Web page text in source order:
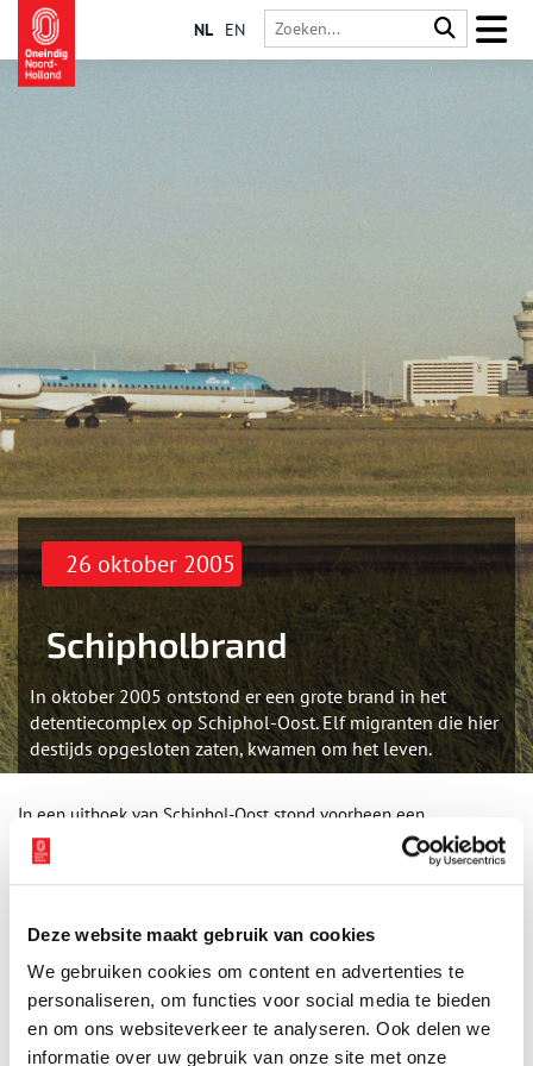
Deze website maakt gebruik van cookies
We gebruiken cookies om content en advertenties te
personaliseren, om functies voor social media te bieden
en om ons websiteverkeer te analyseren. Ook delen we
informatie over uw gebruik van onze site met onze
NL EN
26 oktober 2005
Schipholbrand
In oktober 2005 ontstond er een grote brand in het
detentiecomplex op Schiphol-Oost. Elf migranten die hier
destijds opgesloten zaten, kwamen om het leven.
In een uithoek van Schiphol-Oost stond voorheen een
detentiecomplex voor migranten die niet langs de douane waren
gekomen. Zonder geldig visum waren ze illegaal en werden ze
klaargemaakt voor een vertrek terug naar het land van herkomst.
Fokkerweg, aan het eind van de landingsbaan. Totdat in de nacht
van 26 op 27 oktober 2005 plots het brandalarm af ging. Elf
migranten, negen mannen en twee vrouwen, waren niet in staat
om het complex te verlaten en kwamen om in de brand. De
Schipholbrand staat tegenwoordig bekend als de grootste ramp